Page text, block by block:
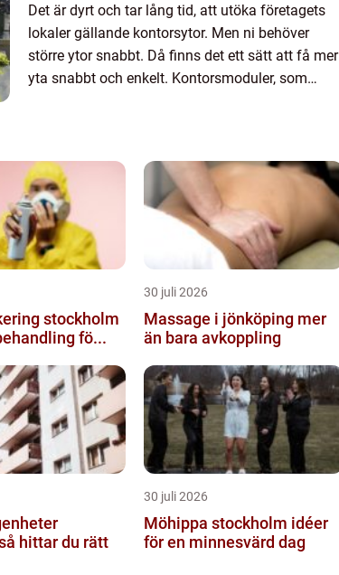
Det är dyrt och tar lång tid, att utöka företagets
lokaler gällande kontorsytor. Men ni behöver
större ytor snabbt. Då finns det ett sätt att få mer
yta snabbt och enkelt. Kontorsmoduler, som
stockholm
fö...
30 juli 2026
Massage i jönköping mer
än bara avkoppling
30 juli 2026
Möhippa stockholm idéer
för en minnesvärd dag